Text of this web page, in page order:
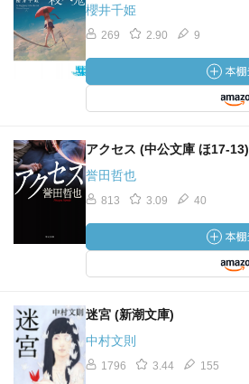
櫻井千姫
269 2.90 9
アクセス (中公文庫 ほ17-13)
誉田哲也
813 3.09 40
迷宮 (新潮文庫)
中村文則
1796 3.44 155